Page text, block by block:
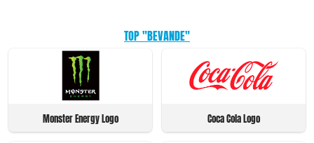
TOP "BEVANDE"
Monster Energy Logo Coca Cola Logo